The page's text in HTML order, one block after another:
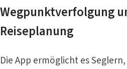
Wegpunktverfolgung
Reiseplanung
Die App ermöglicht es